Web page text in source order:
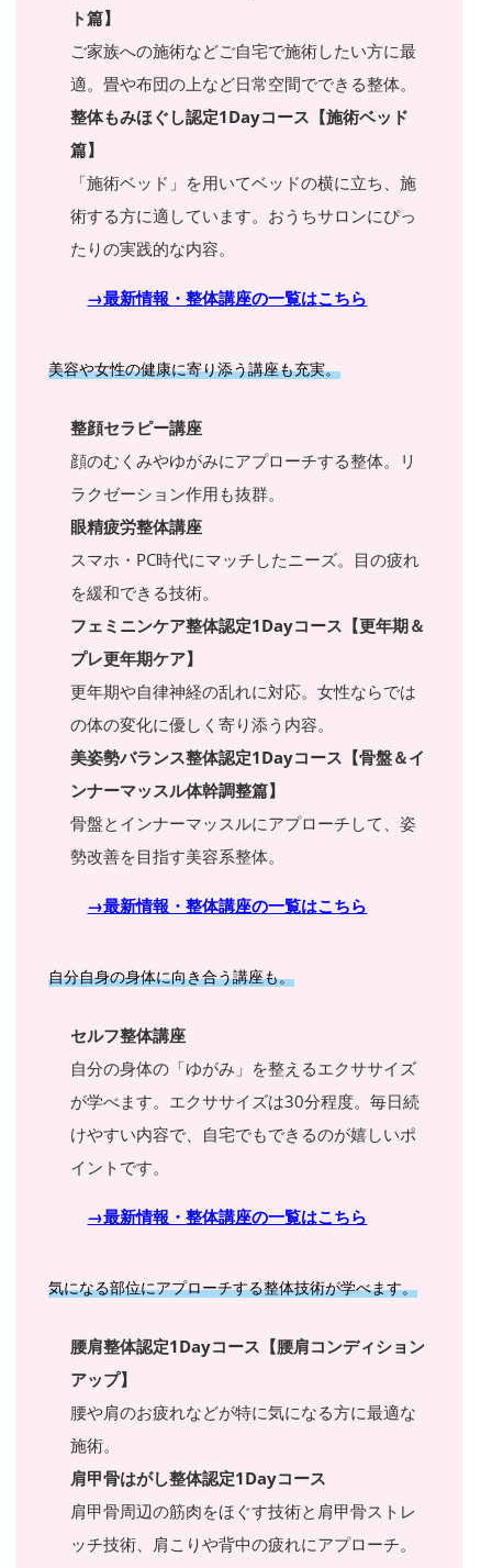
ト篇】
ご家族への施術などご自宅で施術したい方に最
適。畳や布団の上など日常空間でできる整体。
整体もみほぐし認定1Dayコース【施術ベッド
篇】
「施術ベッド」を用いてベッドの横に立ち、施
術する方に適しています。おうちサロンにぴっ
たりの実践的な内容。
→最新情報・整体講座の一覧はこちら
美容や女性の健康に寄り添う講座も充実。
整顔セラピー講座
顔のむくみやゆがみにアプローチする整体。リ
ラクゼーション作用も抜群。
眼精疲労整体講座
スマホ・PC時代にマッチしたニーズ。目の疲れ
を緩和できる技術。
フェミニンケア整体認定1Dayコース【更年期＆
プレ更年期ケア】
更年期や自律神経の乱れに対応。女性ならでは
の体の変化に優しく寄り添う内容。
美姿勢バランス整体認定1Dayコース【骨盤＆イ
ンナーマッスル体幹調整篇】
骨盤とインナーマッスルにアプローチして、姿
勢改善を目指す美容系整体。
→最新情報・整体講座の一覧はこちら
自分自身の身体に向き合う講座も。
セルフ整体講座
自分の身体の「ゆがみ」を整えるエクササイズ
が学べます。エクササイズは30分程度。毎日続
けやすい内容で、自宅でもできるのが嬉しいポ
イントです。
→最新情報・整体講座の一覧はこちら
気になる部位にアプローチする整体技術が学べます。
腰肩整体認定1Dayコース【腰肩コンディション
アップ】
腰や肩のお疲れなどが特に気になる方に最適な
施術。
肩甲骨はがし整体認定1Dayコース
肩甲骨周辺の筋肉をほぐす技術と肩甲骨ストレ
ッチ技術、肩こりや背中の疲れにアプローチ。